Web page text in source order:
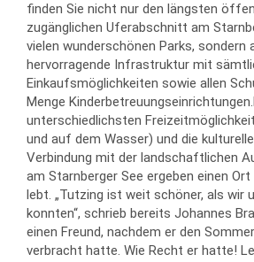
finden Sie nicht nur den längsten
zugänglichen Uferabschnitt am
vielen wunderschönen Parks, sondern
hervorragende Infrastruktur mit
Einkaufsmöglichkeiten sowie allen
Menge
unterschiedlichsten
und auf dem Wasser) und die
Verbindung mit der landschaftlichen
am Starnberger See ergeben einen
lebt. „Tutzing ist weit schöner, als wir
konnten“, schrieb bereits Johannes
einen Freund, nachdem er den
verbracht hatte. Wie Recht er hatte!